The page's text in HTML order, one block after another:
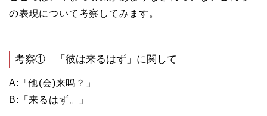
の表現について考察してみます。
考察① 「彼は来るはず」に関して
A:「他(会)来吗？」
B:「来るはず。」